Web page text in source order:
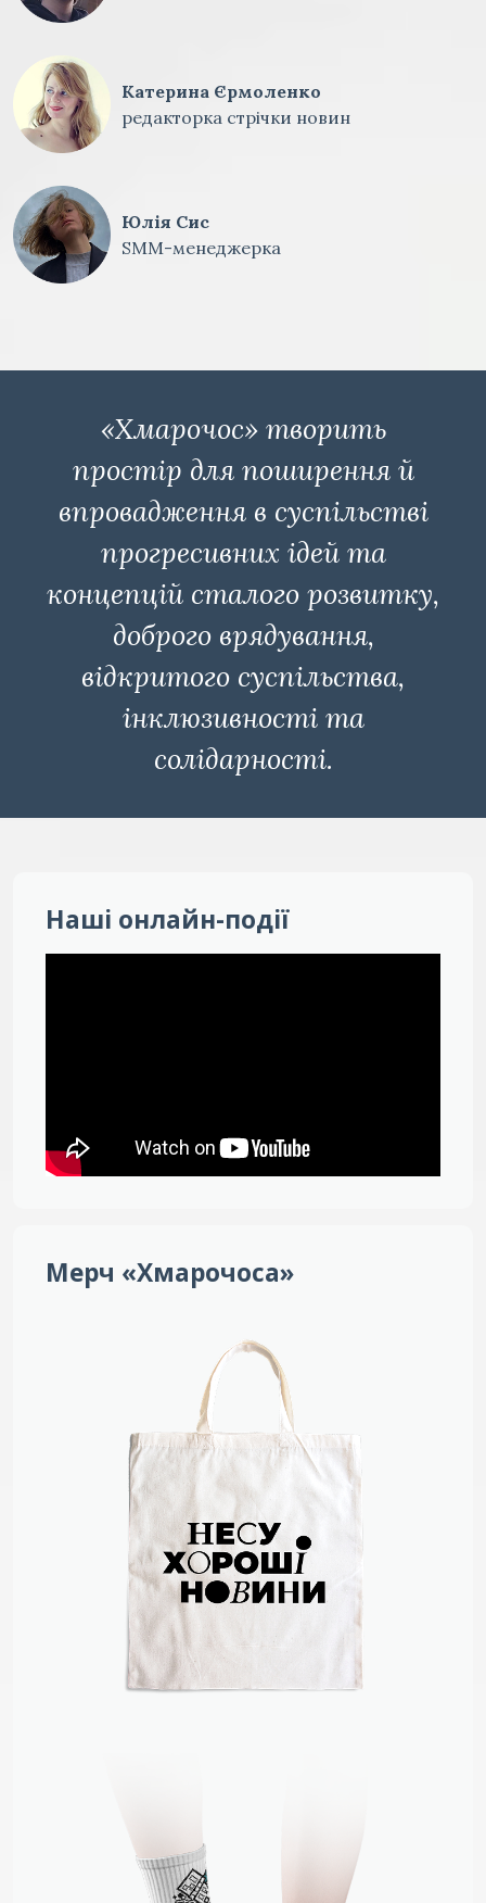
Катерина Єрмоленко
редакторка стрічки новин
Юлія Сис
SMM-менеджерка
«Хмарочос» творить
простір для поширення й
впровадження в суспільстві
прогресивних ідей та
концепцій сталого розвитку,
доброго врядування,
відкритого суспільства,
інклюзивності та
солідарності.
Наші онлайн-події
Мерч «Хмарочоса»